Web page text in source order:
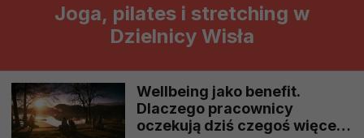
Joga, pilates i stretching w
Dzielnicy Wisła
Wellbeing jako benefit.
Dlaczego pracownicy
oczekują dziś czegoś więcej